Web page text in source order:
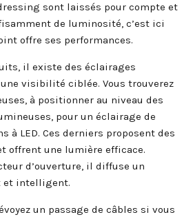
sont laissés pour compte et
de luminosité, c’est ici
offre ses performances.
il existe des éclairages
visibilité ciblée. Vous trouverez
à positionner au niveau des
pour un éclairage de
à LED. Ces derniers proposent des
offrent une lumière efficace.
d’ouverture, il diffuse un
et intelligent.
un passage de câbles si vous